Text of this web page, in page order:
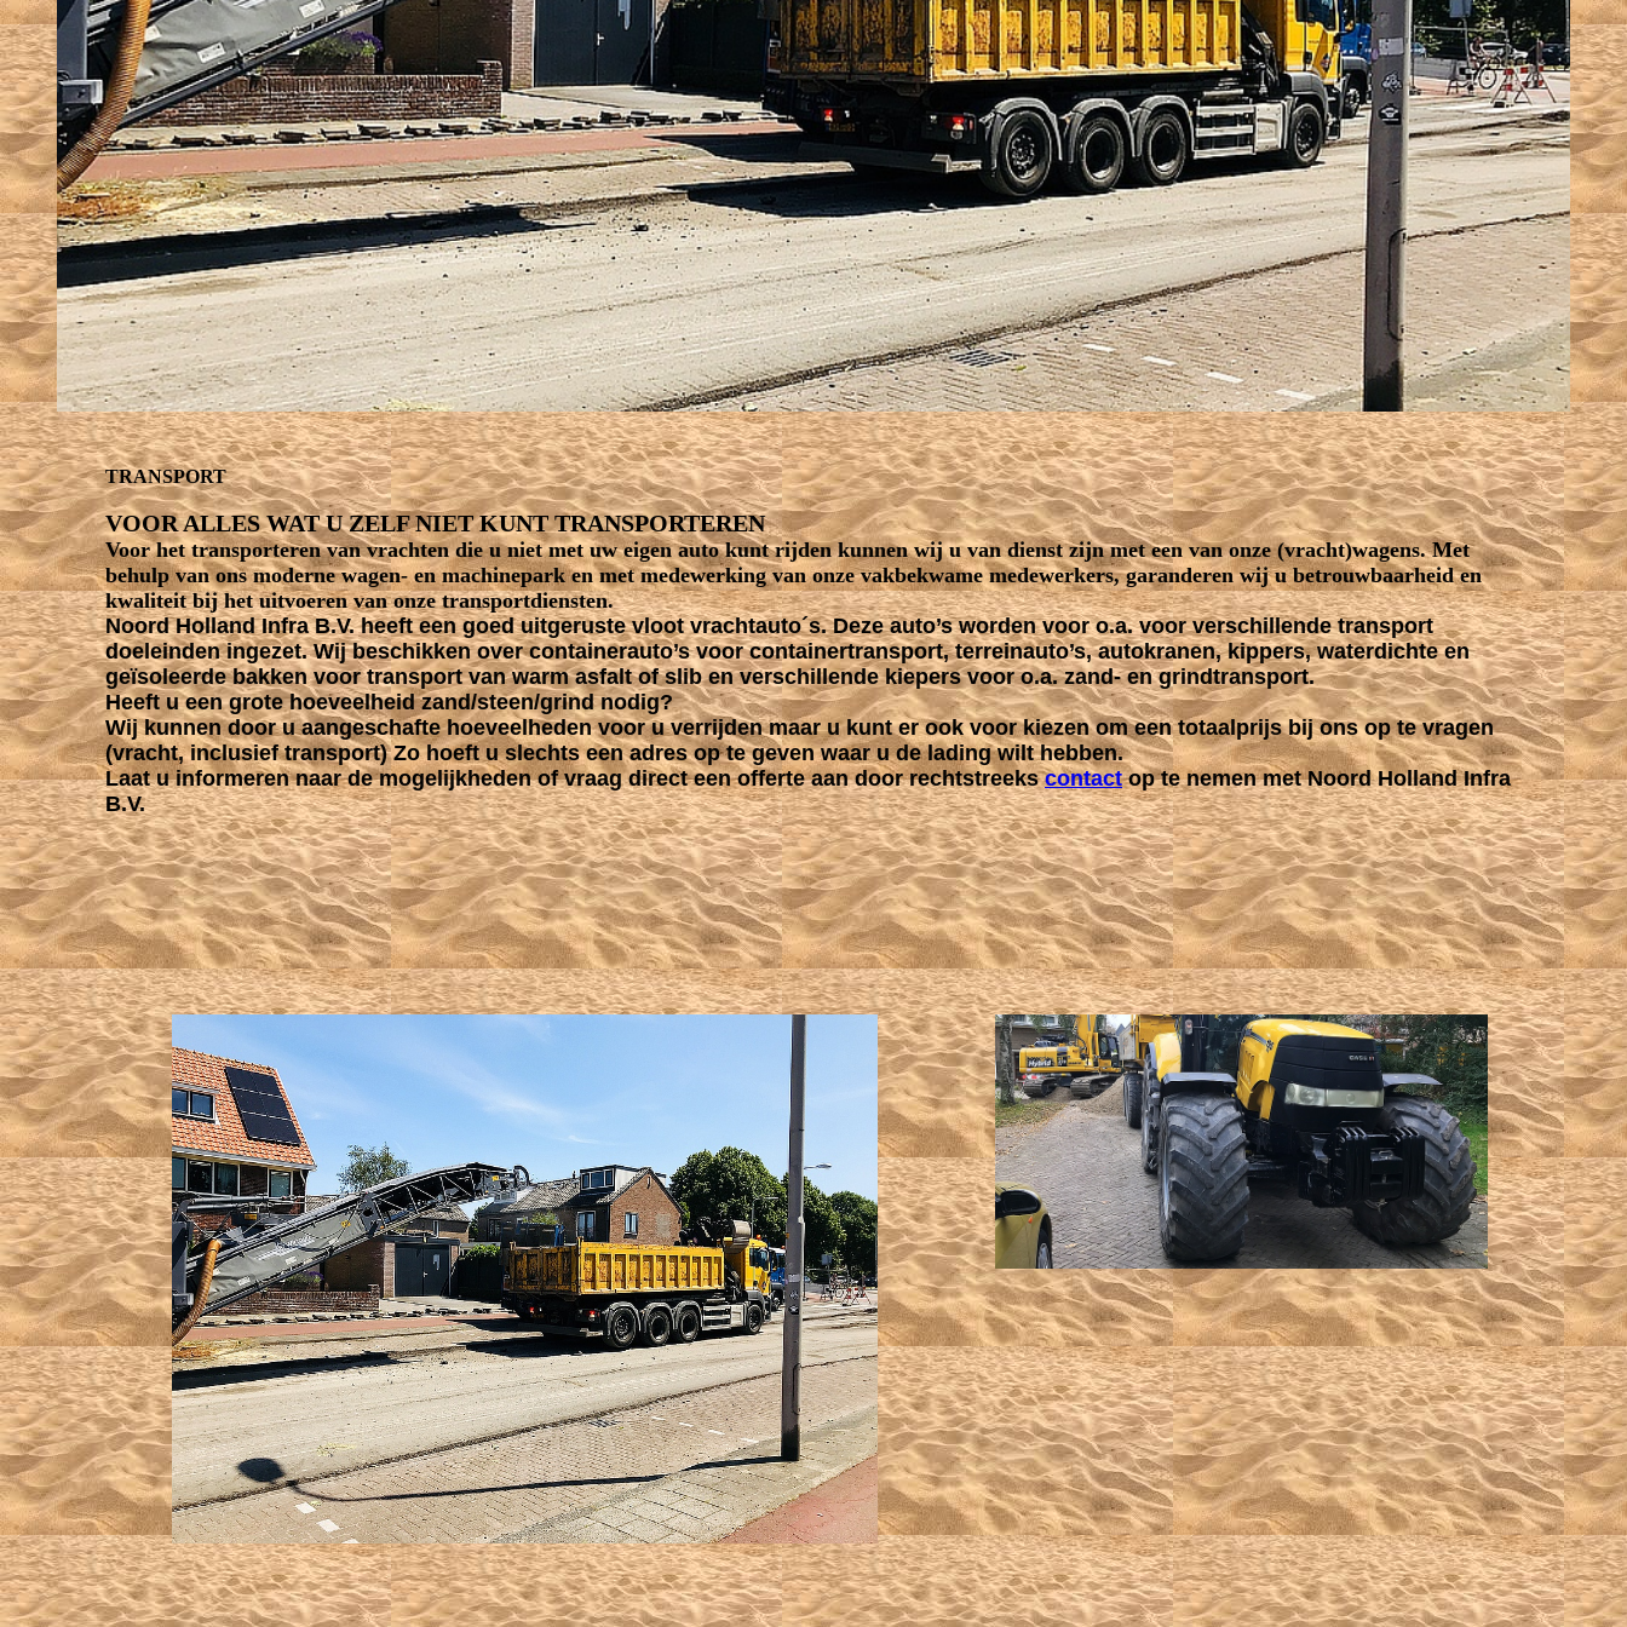
TRANSPORT
VOOR ALLES WAT U ZELF NIET KUNT TRANSPORTEREN
Voor het transporteren van vrachten die u niet met uw eigen auto kunt rijden kunnen wij u van dienst zijn met een van onze (vracht)wagens. Met
behulp van ons moderne wagen- en machinepark en met medewerking van onze vakbekwame medewerkers, garanderen wij u betrouwbaarheid en
kwaliteit bij het uitvoeren van onze transportdiensten.
Noord Holland Infra B.V. heeft een goed uitgeruste vloot vrachtauto´s. Deze auto’s worden voor o.a. voor verschillende transport
doeleinden ingezet. Wij beschikken over containerauto’s voor containertransport, terreinauto’s, autokranen, kippers, waterdichte en
geïsoleerde bakken voor transport van warm asfalt of slib en verschillende kiepers voor o.a. zand- en grindtransport.
Heeft u een grote hoeveelheid zand/steen/grind nodig?
Wij kunnen door u aangeschafte hoeveelheden voor u verrijden maar u kunt er ook voor kiezen om een totaalprijs bij ons op te vragen
(vracht, inclusief transport) Zo hoeft u slechts een adres op te geven waar u de lading wilt hebben.
Laat u informeren naar de mogelijkheden of vraag direct een offerte aan door rechtstreekscontactop te nemen met Noord Holland Infra
B.V.